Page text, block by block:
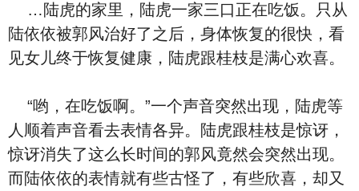
…陆虎的家里，陆虎一家三口正在吃饭。只从
陆依依被郭风治好了之后，身体恢复的很快，看
见女儿终于恢复健康，陆虎跟桂枝是满心欢喜。
“哟，在吃饭啊。”一个声音突然出现，陆虎等
人顺着声音看去表情各异。陆虎跟桂枝是惊讶，
惊讶消失了这么长时间的郭风竟然会突然出现。
而陆依依的表情就有些古怪了，有些欣喜，却又